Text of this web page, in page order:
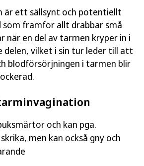
är ett sällsynt och potentiellt
framfor allt drabbar små
när en del av tarmen kryper in i
vilket i sin tur leder till att
blodförsörjningen i tarmen blir
och kan pga.
men kan också gny och